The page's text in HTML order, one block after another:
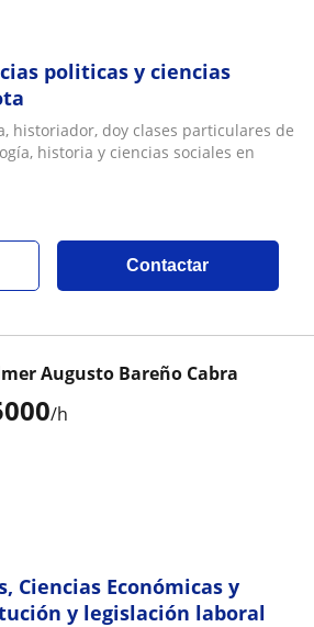
politicas y ciencias
historiador, doy clases particulares de
historia y ciencias sociales en
Contactar
/h
Augusto Bareño Cabra
Ciencias Económicas y
y legislación laboral